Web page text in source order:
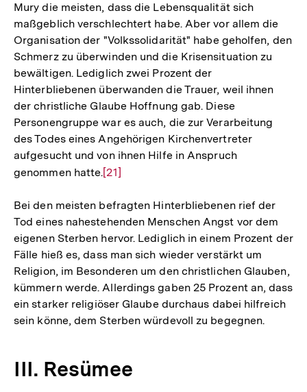
Mury die meisten, dass die Lebensqualität sich
maßgeblich verschlechtert habe. Aber vor allem die
Organisation der "Volkssolidarität" habe geholfen, den
Schmerz zu überwinden und die Krisensituation zu
bewältigen. Lediglich zwei Prozent der
Hinterbliebenen überwanden die Trauer, weil ihnen
der christliche Glaube Hoffnung gab. Diese
Personengruppe war es auch, die zur Verarbeitung
des Todes eines Angehörigen Kirchenvertreter
aufgesucht und von ihnen Hilfe in Anspruch
genommen hatte.Zur
der
Fußnote
[21]
Bei den meisten befragten Hinterbliebenen rief der
Tod eines nahestehenden Menschen Angst vor dem
eigenen Sterben hervor. Lediglich in einem Prozent der
Fälle hieß es, dass man sich wieder verstärkt um
Religion, im Besonderen um den christlichen Glauben,
kümmern werde. Allerdings gaben 25 Prozent an, dass
ein starker religiöser Glaube durchaus dabei hilfreich
sein könne, dem Sterben würdevoll zu begegnen.
III. Resümee